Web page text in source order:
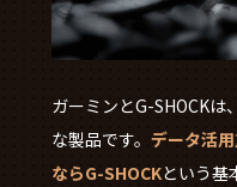
ガーミンとG-SHOCK
な製品です。 データ活
ならG-SHOCKという基